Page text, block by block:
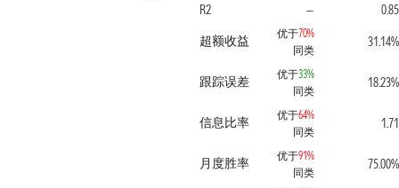
R2
—
0.85
超额收益
优于70%
同类
31.14%
跟踪误差 优于33%
同类
18.23%
信息比率 优于64%
同类
1.71
月度胜率 优于91%
同类
75.00%